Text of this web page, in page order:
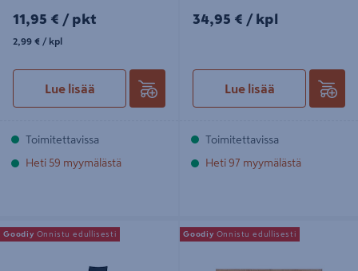
11,95€/pkt
11,95 € / pkt
2,99€/kpl
2,99 € / kpl
Lue lisää
Toimitettavissa
Heti 59 myymälästä
34,95€/kpl
34,95 € / kpl
Lue lisää
Toimitettavissa
Heti 97 myymälästä
Tuoli Goodiy
Goodiy Onnistu edullisesti
Aitaelementti Goodiy Kirsikka
80x180cm ruskea
Goodiy Onnistu edullisesti